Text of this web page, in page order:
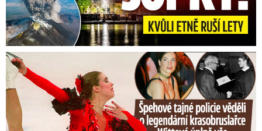
Tajná policie špehovala krasobruslařku Wittovou: Pikantní ...